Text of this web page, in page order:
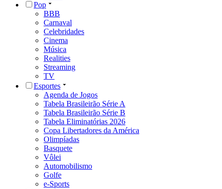
Pop
BBB
Carnaval
Celebridades
Cinema
Música
Realities
Streaming
TV
Esportes
Agenda de Jogos
Tabela Brasileirão Série A
Tabela Brasileirão Série B
Tabela Eliminatórias 2026
Copa Libertadores da América
Olimpíadas
Basquete
Vôlei
Automobilismo
Golfe
e-Sports